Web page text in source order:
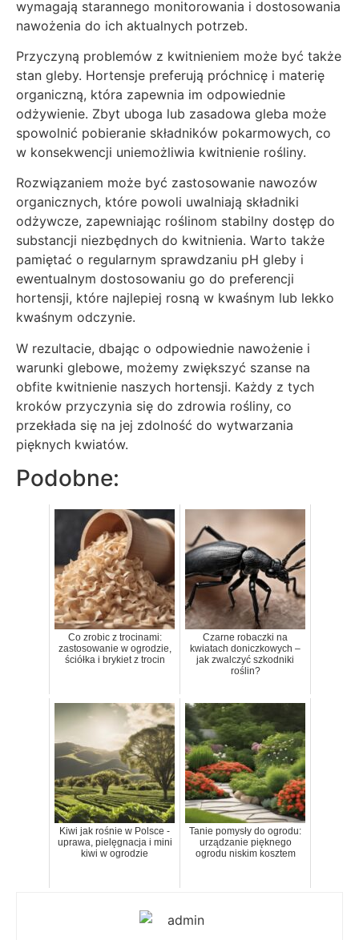
wymagają starannego monitorowania i dostosowania
nawożenia do ich aktualnych potrzeb.
Przyczyną problemów z kwitnieniem może być także
stan gleby. Hortensje preferują próchnicę i materię
organiczną, która zapewnia im odpowiednie
odżywienie. Zbyt uboga lub zasadowa gleba może
spowolnić pobieranie składników pokarmowych, co
w konsekwencji uniemożliwia kwitnienie rośliny.
Rozwiązaniem może być zastosowanie nawozów
organicznych, które powoli uwalniają składniki
odżywcze, zapewniając roślinom stabilny dostęp do
substancji niezbędnych do kwitnienia. Warto także
pamiętać o regularnym sprawdzaniu pH gleby i
ewentualnym dostosowaniu go do preferencji
hortensji, które najlepiej rosną w kwaśnym lub lekko
kwaśnym odczynie.
W rezultacie, dbając o odpowiednie nawożenie i
warunki glebowe, możemy zwiększyć szanse na
obfite kwitnienie naszych hortensji. Każdy z tych
kroków przyczynia się do zdrowia rośliny, co
przekłada się na jej zdolność do wytwarzania
pięknych kwiatów.
Podobne:
Co zrobic z trocinami:
zastosowanie w ogrodzie,
ściółka i brykiet z trocin
Czarne robaczki na
kwiatach doniczkowych –
jak zwalczyć szkodniki
roślin?
Kiwi jak rośnie w Polsce -
uprawa, pielęgnacja i mini
kiwi w ogrodzie
Tanie pomysły do ogrodu:
urządzanie pięknego
ogrodu niskim kosztem